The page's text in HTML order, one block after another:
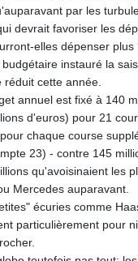
par les
devrait favoriser les
elles dépenser plus
instauré la
cette année.
annuel est fixé à 140
d'euros) pour 21
chaque course
23) - contre 145
qu'avoisinaient les
Mercedes auparavant.
écuries comme
particulièrement pour